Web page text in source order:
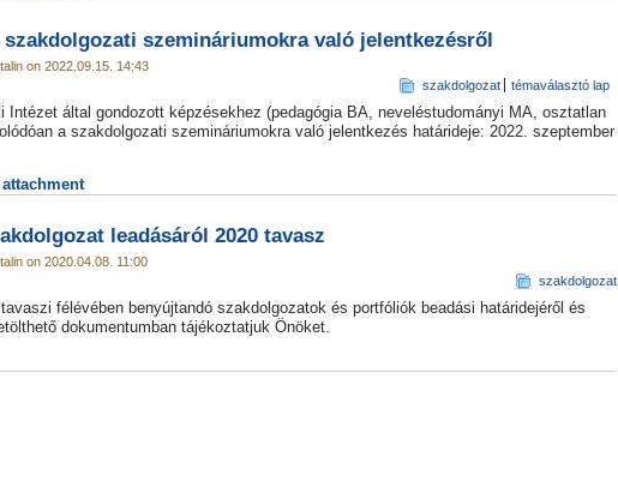
szakdolgozati szemináriumokra való jelentkezésről
on 2022.09.15. 14:43
szakdolgozat
témaválasztó lap
Intézet által gondozott képzésekhez (pedagógia BA, neveléstudományi MA, osztatlan
a szakdolgozati szemináriumokra való jelentkezés határideje: 2022. szeptember
attachment
leadásáról 2020 tavasz
on 2020.04.08. 11:00
szakdolgozat
félévében benyújtandó szakdolgozatok és portfóliók beadási határidejéről és
dokumentumban tájékoztatjuk Önöket.